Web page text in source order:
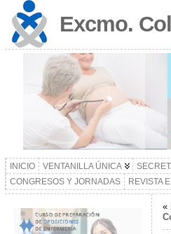
Excmo.
INICIO VENTANILLA ÚNICA
CONGRESOS Y JORNADAS
REVISTA
«